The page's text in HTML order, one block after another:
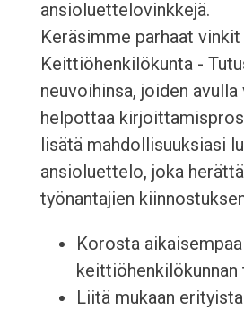
ansioluettelovinkkejä.
Keräsimme parhaat
Keittiöhenkilökunta -
neuvoihinsa, joiden
helpottaa
lisätä mahdollisuuksiasi
ansioluettelo, joka
työnantajien
Korosta
keittiöhenkilökunnan
Liitä mukaan